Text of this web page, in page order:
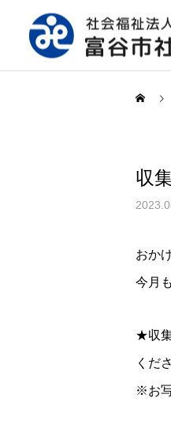
収
おか
今月
★収
くだ
※お